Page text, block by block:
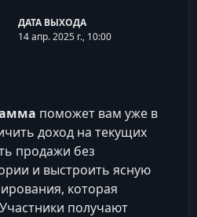
ДАТА ВЫХОДА
14 апр. 2025 г., 10:00
поможет вам уже в
доход на текущих
продажи без
и выстроить ясную
которая
получают